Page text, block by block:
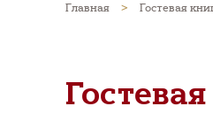
Главная > Гостевая